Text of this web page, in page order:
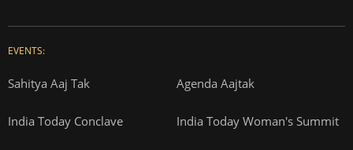
EVENTS:
Sahitya Aaj Tak Agenda Aajtak
India Today Conclave India Today Woman's Summit